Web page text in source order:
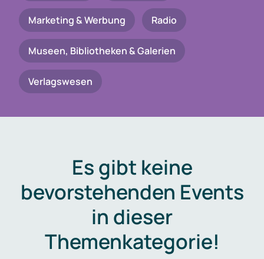
Marketing & Werbung Radio
Museen, Bibliotheken & Galerien
Verlagswesen
Es gibt keine
bevorstehenden Events
in dieser
Themenkategorie!